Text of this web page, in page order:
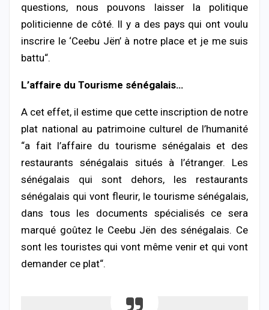
questions, nous pouvons laisser la politique
politicienne de côté. Il y a des pays qui ont voulu
inscrire le ‘Ceebu Jën’ à notre place et je me suis
battu“.
L’affaire du Tourisme sénégalais…
A cet effet, il estime que cette inscription de notre
plat national au patrimoine culturel de l’humanité
“a fait l’affaire du tourisme sénégalais et des
restaurants sénégalais situés à l’étranger. Les
sénégalais qui sont dehors, les restaurants
sénégalais qui vont fleurir, le tourisme sénégalais,
dans tous les documents spécialisés ce sera
marqué goûtez le Ceebu Jën des sénégalais. Ce
sont les touristes qui vont même venir et qui vont
demander ce plat“.